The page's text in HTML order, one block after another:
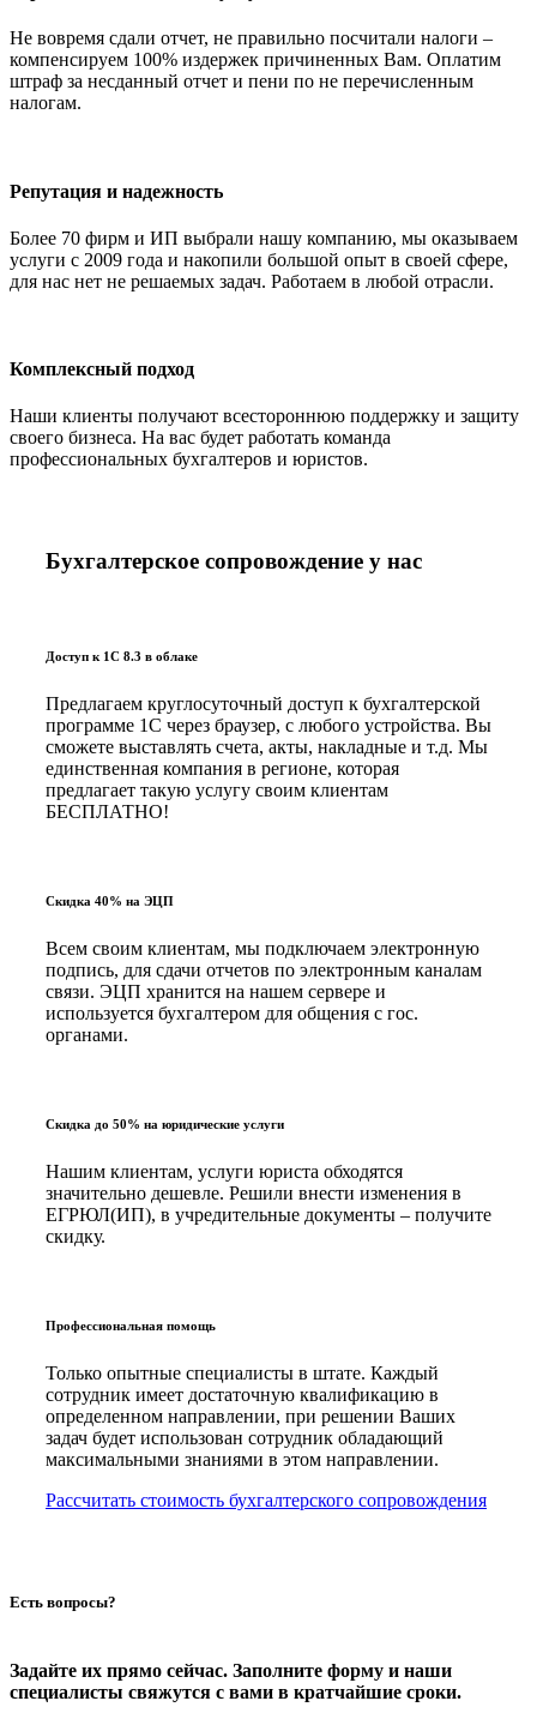
Не вовремя сдали отчет, не правильно посчитали налоги –
компенсируем 100% издержек причиненных Вам. Оплатим
штраф за несданный отчет и пени по не перечисленным
налогам.
Репутация и надежность
Более 70 фирм и ИП выбрали нашу компанию, мы оказываем
услуги с 2009 года и накопили большой опыт в своей сфере,
для нас нет не решаемых задач. Работаем в любой отрасли.
Комплексный подход
Наши клиенты получают всестороннюю поддержку и защиту
своего бизнеса. На вас будет работать команда
профессиональных бухгалтеров и юристов.
Бухгалтерское сопровождение у нас
Доступ к 1С 8.3 в облаке
Предлагаем круглосуточный доступ к бухгалтерской
программе 1С через браузер, с любого устройства. Вы
сможете выставлять счета, акты, накладные и т.д. Мы
единственная компания в регионе, которая
предлагает такую услугу своим клиентам
БЕСПЛАТНО!
Скидка 40% на ЭЦП
Всем своим клиентам, мы подключаем электронную
подпись, для сдачи отчетов по электронным каналам
связи. ЭЦП хранится на нашем сервере и
используется бухгалтером для общения с гос.
органами.
Скидка до 50% на юридические услуги
Нашим клиентам, услуги юриста обходятся
значительно дешевле. Решили внести изменения в
ЕГРЮЛ(ИП), в учредительные документы – получите
скидку.
Профессиональная помощь
Только опытные специалисты в штате. Каждый
сотрудник имеет достаточную квалификацию в
определенном направлении, при решении Ваших
задач будет использован сотрудник обладающий
максимальными знаниями в этом направлении.
Рассчитать стоимость бухгалтерского сопровождения
Есть вопросы?
Задайте их прямо сейчас. Заполните форму и наши
специалисты свяжутся с вами в кратчайшие сроки.